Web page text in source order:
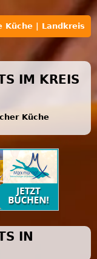
| Landkreis
IM KREIS
Küche
IN